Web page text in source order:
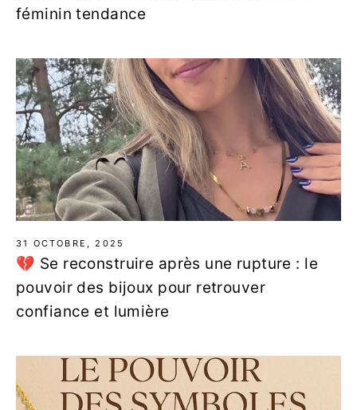
féminin tendance
31 OCTOBRE, 2025
💔 Se reconstruire après une rupture : le
pouvoir des bijoux pour retrouver
confiance et lumière